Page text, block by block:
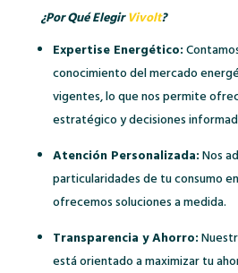
¿Por Qué ElegirVivolt?
Expertise Energético:
conocimiento del mercado
vigentes, lo que nos permite
estratégico y decisiones
Atención Personalizada:Nos
particularidades de tu consumo
ofrecemos soluciones a medida.
Transparencia y Ahorro:
está orientado a maximizar tu